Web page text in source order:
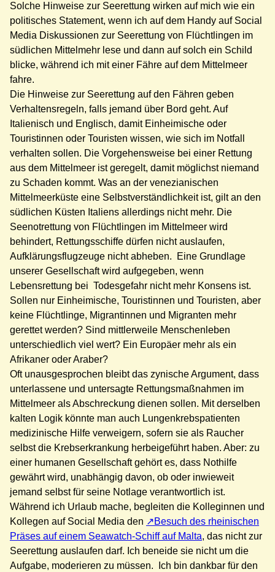
Solche Hinweise zur Seerettung wirken auf mich wie ein
politisches Statement, wenn ich auf dem Handy auf Social
Media Diskussionen zur Seerettung von Flüchtlingen im
südlichen Mittelmehr lese und dann auf solch ein Schild
blicke, während ich mit einer Fähre auf dem Mittelmeer
fahre.
Die Hinweise zur Seerettung auf den Fähren geben
Verhaltensregeln, falls jemand über Bord geht. Auf
Italienisch und Englisch, damit Einheimische oder
Touristinnen oder Touristen wissen, wie sich im Notfall
verhalten sollen. Die Vorgehensweise bei einer Rettung
aus dem Mittelmeer ist geregelt, damit möglichst niemand
zu Schaden kommt. Was an der venezianischen
Mittelmeerküste eine Selbstverständlichkeit ist, gilt an den
südlichen Küsten Italiens allerdings nicht mehr. Die
Seenotrettung von Flüchtlingen im Mittelmeer wird
behindert, Rettungsschiffe dürfen nicht auslaufen,
Aufklärungsflugzeuge nicht abheben. Eine Grundlage
unserer Gesellschaft wird aufgegeben, wenn
Lebensrettung bei Todesgefahr nicht mehr Konsens ist.
Sollen nur Einheimische, Touristinnen und Touristen, aber
keine Flüchtlinge, Migrantinnen und Migranten mehr
gerettet werden? Sind mittlerweile Menschenleben
unterschiedlich viel wert? Ein Europäer mehr als ein
Afrikaner oder Araber?
Oft unausgesprochen bleibt das zynische Argument, dass
unterlassene und untersagte Rettungsmaßnahmen im
Mittelmeer als Abschreckung dienen sollen. Mit derselben
kalten Logik könnte man auch Lungenkrebspatienten
medizinische Hilfe verweigern, sofern sie als Raucher
selbst die Krebserkrankung herbeigeführt haben. Aber: zu
einer humanen Gesellschaft gehört es, dass Nothilfe
gewährt wird, unabhängig davon, ob oder inwieweit
jemand selbst für seine Notlage verantwortlich ist.
Während ich Urlaub mache, begleiten die Kolleginnen und
Kollegen auf Social Media den
Besuch des rheinischen
Präses auf einem Seawatch-Schiff auf Malta, das nicht zur
Seerettung auslaufen darf. Ich beneide sie nicht um die
Aufgabe, moderieren zu müssen. Ich bin dankbar für den